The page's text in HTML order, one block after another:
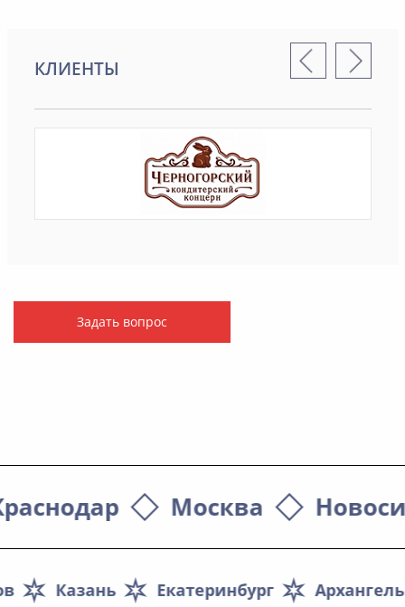
КЛИЕНТЫ
Задать вопрос
Москва
Екатеринбург
Казань